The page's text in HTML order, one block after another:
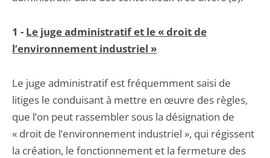
1 - Le juge administratif et le « droit de
l’environnement industriel »
Le juge administratif est fréquemment saisi de
litiges le conduisant à mettre en œuvre des règles,
que l’on peut rassembler sous la désignation de
« droit de l’environnement industriel », qui régissent
la création, le fonctionnement et la fermeture des